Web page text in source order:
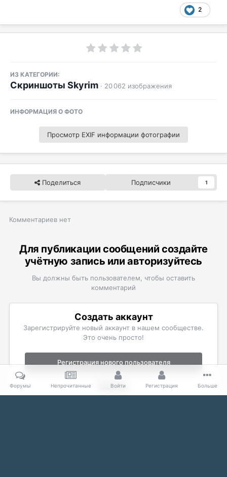
2
ИЗ КАТЕГОРИИ:
Скриншоты Skyrim · 20 062 изображения
ИНФОРМАЦИЯ О ФОТО
Просмотр EXIF информации фотографии
Поделиться Подписчики 1
Комментариев нет
Для публикации сообщений создайте
учётную запись или авторизуйтесь
Вы должны быть пользователем, чтобы оставить
комментарий
Создать аккаунт
Зарегистрируйте новый аккаунт в нашем сообществе.
Это очень просто!
Регистрация нового пользователя
Войти
Уже есть аккаунт? Войти в систему.
Форумы Непрочитанные Войти Регистрация Больше